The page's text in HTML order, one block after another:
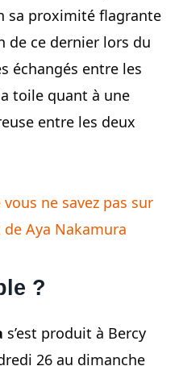
sa proximité flagrante
de ce dernier lors du
échangés entre les
toile quant à une
entre les deux
ne savez pas sur
Aya Nakamura
?
s’est produit à Bercy
26 au dimanche